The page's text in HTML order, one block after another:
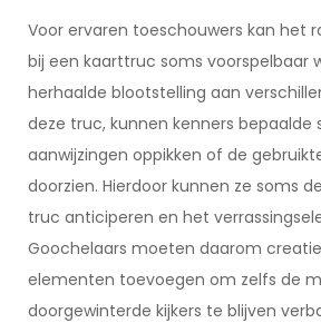
Voor ervaren toeschouwers kan het
bij een kaarttruc soms voorspelbaar
herhaalde blootstelling aan
deze truc, kunnen kenners bepaalde
aanwijzingen oppikken of de
doorzien. Hierdoor kunnen ze soms
truc anticiperen en het
Goochelaars moeten daarom
elementen toevoegen om zelfs de
doorgewinterde kijkers te blijven